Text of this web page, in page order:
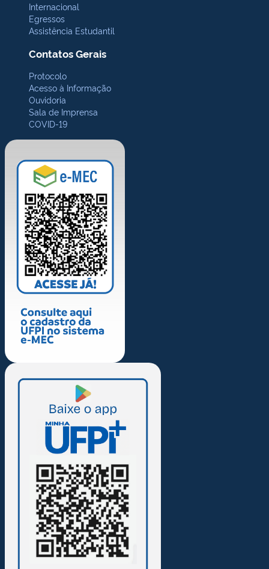
Internacional
Egressos
Assistência Estudantil
Contatos Gerais
Protocolo
Acesso à Informação
Ouvidoria
Sala de Imprensa
COVID-19